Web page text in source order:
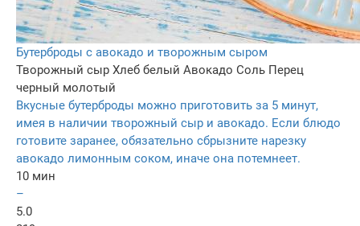
Бутерброды с авокадо и творожным сыром
Творожный сыр Хлеб белый Авокадо Соль Перец
черный молотый
Вкусные бутерброды можно приготовить за 5 минут,
имея в наличии творожный сыр и авокадо. Если блюдо
готовите заранее, обязательно сбрызните нарезку
авокадо лимонным соком, иначе она потемнеет.
10 мин
–
5.0